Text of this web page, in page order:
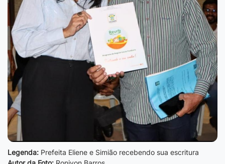
Legenda: Prefeita Eliene e Simião recebendo sua escritura